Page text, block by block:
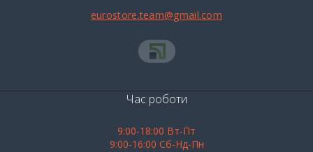
eurostore.team@gmail.com
Час роботи
9:00-18:00 Вт-Пт
9:00-16:00 Сб-Нд-Пн